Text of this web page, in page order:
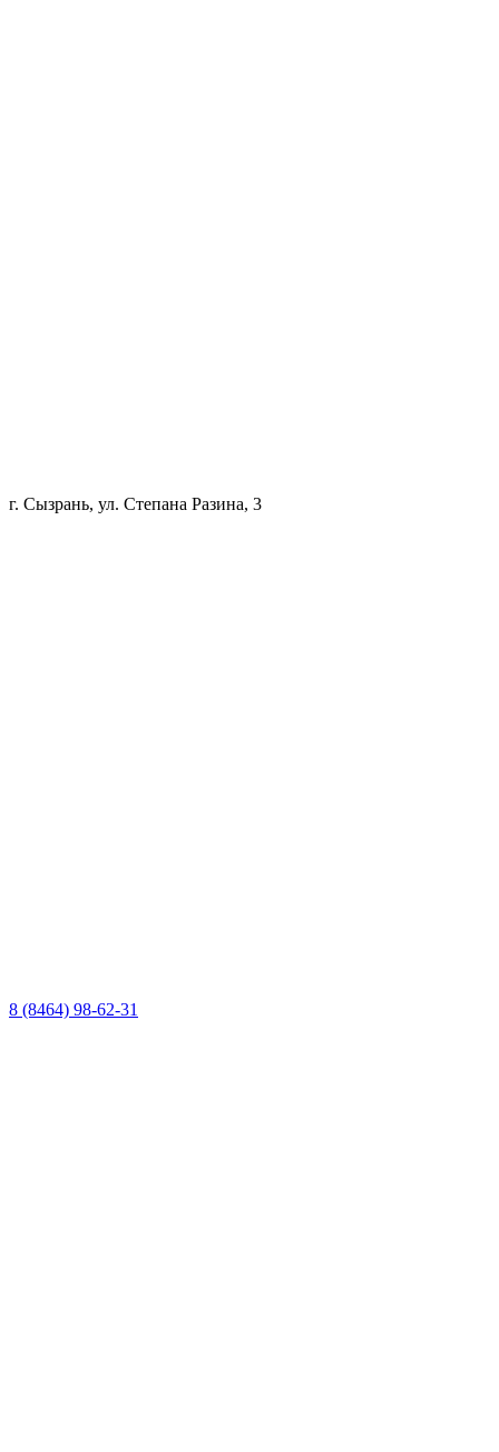
г. Сызрань, ул. Степана Разина, 3
8 (8464) 98-62-31